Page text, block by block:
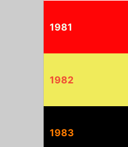
1981
1982
1983